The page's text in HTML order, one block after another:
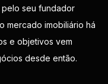
pelo seu fundador
mercado imobiliário há
e objetivos vem
desde então.